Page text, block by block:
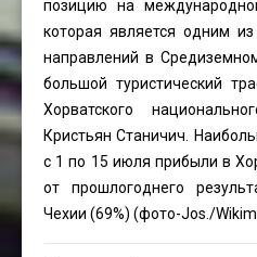
позицию на
которая является одним из
направлений в
большой туристический
Хорватского
Кристьян Станичич.
с 1 по 15 июля прибыли в
от прошлогоднего
Чехии (69%) (фото-Jos. /